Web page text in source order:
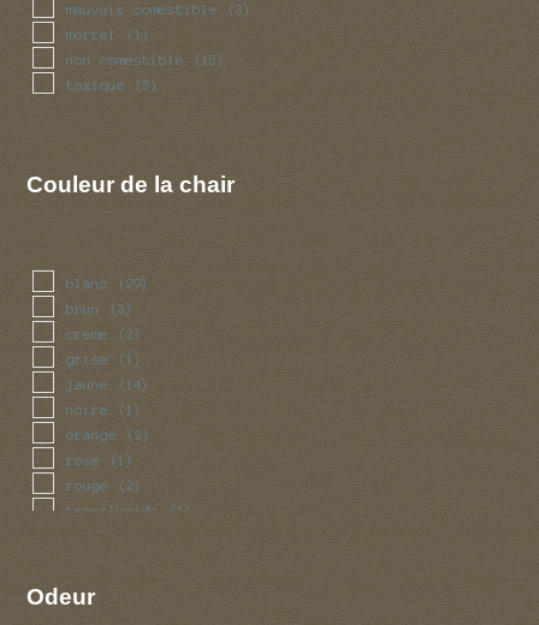
mauvais comestible (3)
mortel (1)
non comestible (15)
toxique (5)
Couleur de la chair
blanc (29)
brun (3)
creme (2)
grise (1)
jaune (14)
noire (1)
orange (2)
rose (1)
rouge (2)
translucide (1)
Odeur